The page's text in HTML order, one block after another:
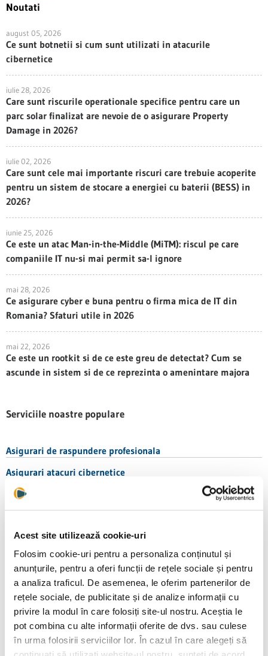
Acest site utilizează cookie-uri
Folosim cookie-uri pentru a personaliza conținutul și
anunțurile, pentru a oferi funcții de rețele sociale și pentru
a analiza traficul. De asemenea, le oferim partenerilor de
rețele sociale, de publicitate și de analize informații cu
privire la modul în care folosiți site-ul nostru. Aceștia le
pot combina cu alte informații oferite de dvs. sau culese
în urma folosirii serviciilor lor. În cazul în care alegeți să
Noutati
august 05, 2026
Ce sunt botnetii si cum sunt utilizati in atacurile
cibernetice
iulie 28, 2026
Care sunt riscurile operationale specifice pentru care un
parc solar finalizat are nevoie de o asigurare Property
Damage in 2026?
iulie 02, 2026
Care sunt cele mai importante riscuri care trebuie acoperite
pentru un sistem de stocare a energiei cu baterii (BESS) in
2026?
iunie 25, 2026
Ce este un atac Man-in-the-Middle (MiTM): riscul pe care
companiile IT nu-si mai permit sa-l ignore
mai 28, 2026
Ce asigurare cyber e buna pentru o firma mica de IT din
Romania? Sfaturi utile in 2026
mai 22, 2026
Ce este un rootkit si de ce este greu de detectat? Cum se
ascunde in sistem si de ce reprezinta o amenintare majora
Serviciile noastre populare
Asigurari de raspundere profesionala
Asigurari atacuri cibernetice
Asigurari IT
Toate tipurile de asigurari
CATEGORII
Broker
Leader Team